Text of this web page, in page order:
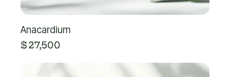
Anacardium
$27,500